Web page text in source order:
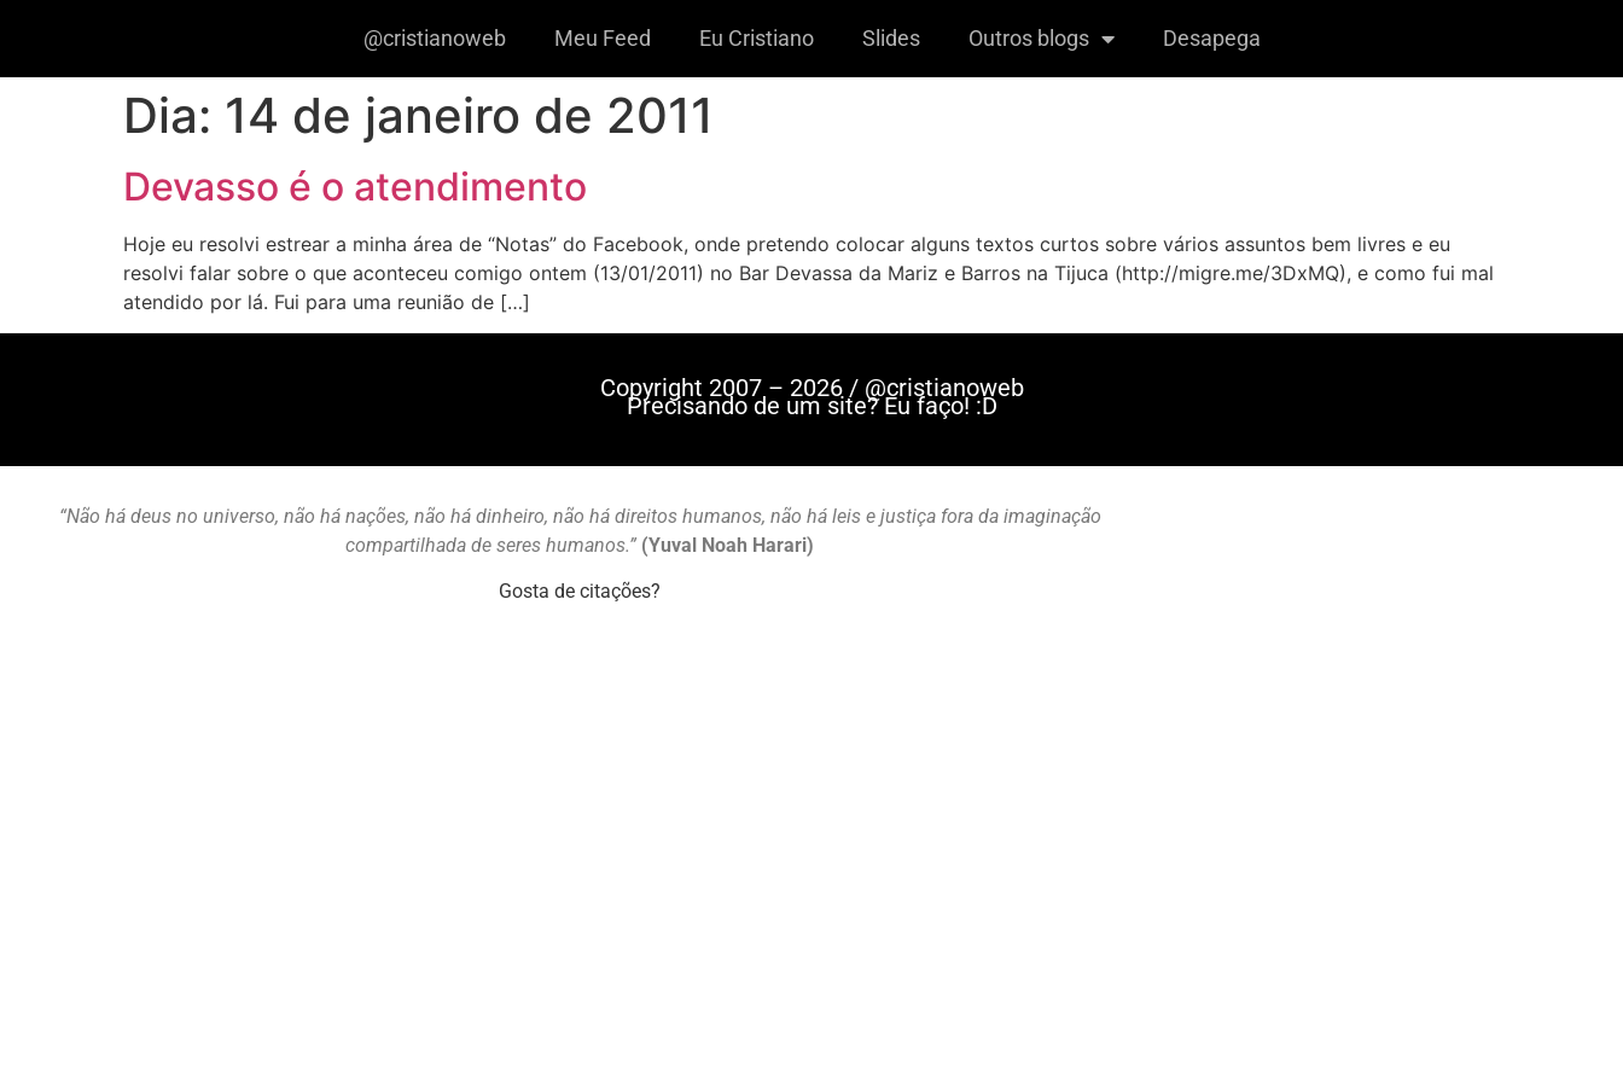
@cristianoweb Meu Feed Eu Cristiano Slides Outros blogs Desapega
Dia: 14 de janeiro de 2011
Devasso é o atendimento
Hoje eu resolvi estrear a minha área de “Notas” do Facebook, onde pretendo colocar alguns textos curtos sobre vários assuntos bem livres e eu
resolvi falar sobre o que aconteceu comigo ontem (13/01/2011) no Bar Devassa da Mariz e Barros na Tijuca (http://migre.me/3DxMQ), e como fui mal
atendido por lá. Fui para uma reunião de […]
Copyright 2007 – 2026 / @cristianoweb
Precisando de um site? Eu faço! :D
“Não há deus no universo, não há nações, não há dinheiro, não há direitos humanos, não há leis e justiça fora da imaginação
compartilhada de seres humanos.” (Yuval Noah Harari)
Gosta de citações?